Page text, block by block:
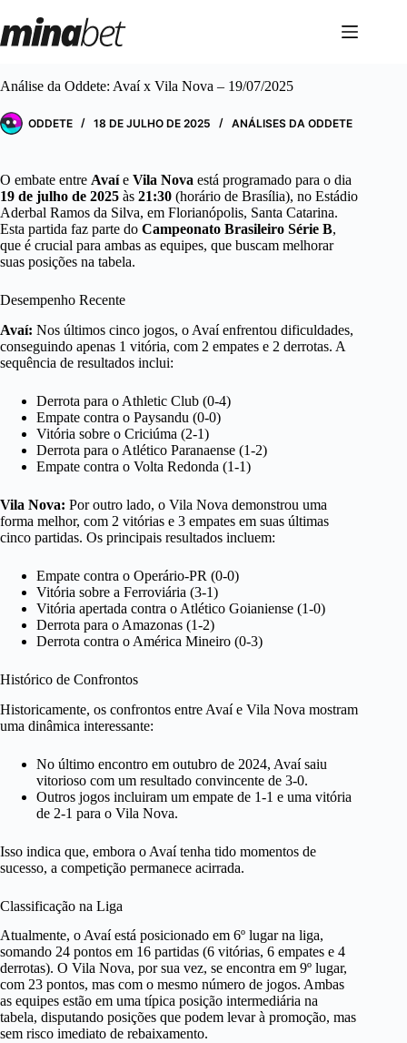
para
o
Análise da Oddete: Avaí x Vila Nova – 19/07/2025
ODDETE 18 DE JULHO DE 2025 ANÁLISES DA ODDETE
O embate entre Avaíe Vila Nova está programado para o dia
19 de julho de 2025 às 21:30 (horário de Brasília), no Estádio
Aderbal Ramos da Silva, em Florianópolis, Santa Catarina.
Esta partida faz parte do Campeonato Brasileiro Série B,
que é crucial para ambas as equipes, que buscam melhorar
suas posições na tabela.
Desempenho Recente
Avaí: Nos últimos cinco jogos, o Avaí enfrentou dificuldades,
conseguindo apenas 1 vitória, com 2 empates e 2 derrotas. A
sequência de resultados inclui:
Derrota para o Athletic Club (0-4)
Empate contra o Paysandu (0-0)
Vitória sobre o Criciúma (2-1)
Derrota para o Atlético Paranaense (1-2)
Empate contra o Volta Redonda (1-1)
Vila Nova: Por outro lado, o Vila Nova demonstrou uma
forma melhor, com 2 vitórias e 3 empates em suas últimas
cinco partidas. Os principais resultados incluem:
Empate contra o Operário-PR (0-0)
Vitória sobre a Ferroviária (3-1)
Vitória apertada contra o Atlético Goianiense (1-0)
Derrota para o Amazonas (1-2)
Derrota contra o América Mineiro (0-3)
Histórico de Confrontos
Historicamente, os confrontos entre Avaí e Vila Nova mostram
uma dinâmica interessante:
No último encontro em outubro de 2024, Avaí saiu
vitorioso com um resultado convincente de 3-0.
Outros jogos incluiram um empate de 1-1 e uma vitória
de 2-1 para o Vila Nova.
Isso indica que, embora o Avaí tenha tido momentos de
sucesso, a competição permanece acirrada.
Classificação na Liga
Atualmente, o Avaí está posicionado em 6º lugar na liga,
somando 24 pontos em 16 partidas (6 vitórias, 6 empates e 4
derrotas). O Vila Nova, por sua vez, se encontra em 9º lugar,
com 23 pontos, mas com o mesmo número de jogos. Ambas
as equipes estão em uma típica posição intermediária na
tabela, disputando posições que podem levar à promoção, mas
sem risco imediato de rebaixamento.